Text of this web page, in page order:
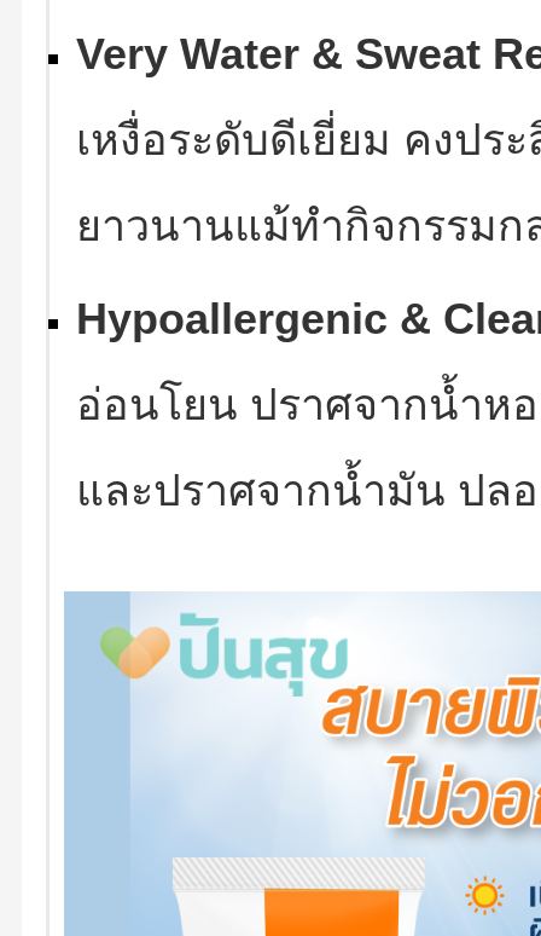
Very Water & Sweat
เหงื่อระดับดีเยี่ยม คงปร
ยาวนานแม้ทำกิจกรรมก
Hypoallergenic &
อ่อนโยน ปราศจากน้ำห
และปราศจากน้ำมัน ปล